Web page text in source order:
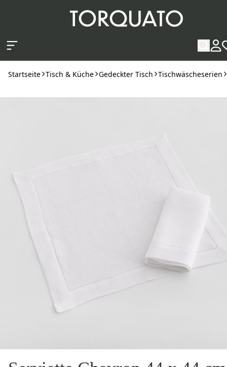
Startseite Tisch & Küche Gedeckter Tisch Tischwäscheserien